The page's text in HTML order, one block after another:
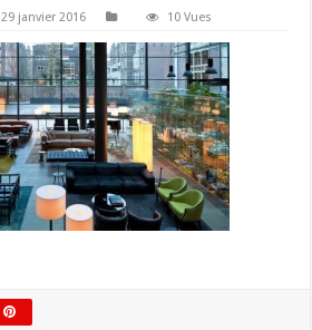
29 janvier 2016 10 Vues